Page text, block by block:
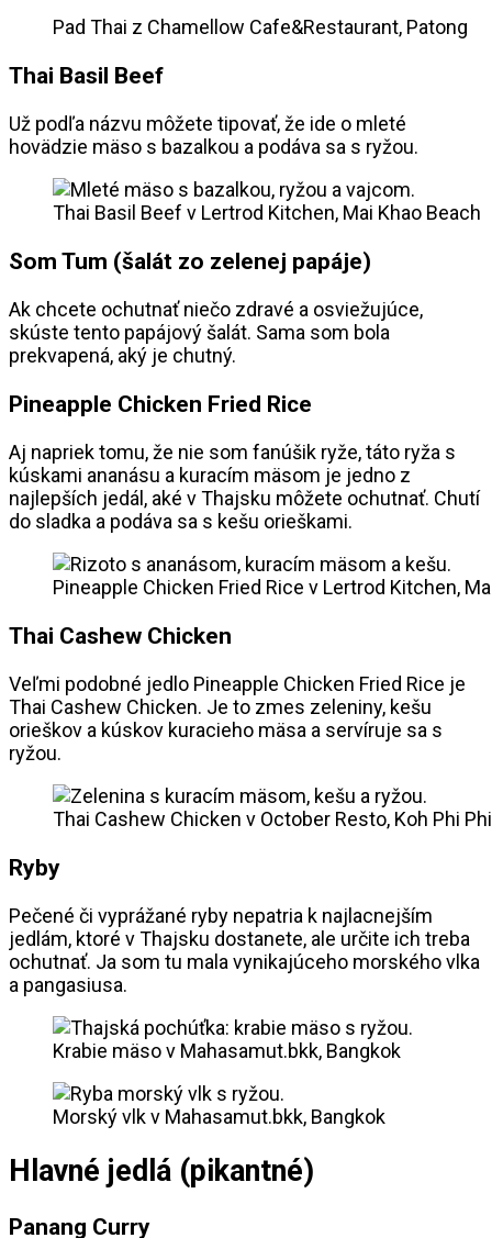
Pad Thai z Chamellow Cafe&Restaurant, Patong
Thai Basil Beef
Už podľa názvu môžete tipovať, že ide o mleté
hovädzie mäso s bazalkou a podáva sa s ryžou.
Thai Basil Beef v Lertrod Kitchen, Mai Khao Beach
Som Tum (šalát zo zelenej papáje)
Ak chcete ochutnať niečo zdravé a osviežujúce,
skúste tento papájový šalát. Sama som bola
prekvapená, aký je chutný.
Pineapple Chicken Fried Rice
Aj napriek tomu, že nie som fanúšik ryže, táto ryža s
kúskami ananásu a kuracím mäsom je jedno z
najlepších jedál, aké v Thajsku môžete ochutnať. Chutí
do sladka a podáva sa s kešu orieškami.
Pineapple Chicken Fried Rice v Lertrod Kitchen,
Thai Cashew Chicken
Veľmi podobné jedlo Pineapple Chicken Fried Rice je
Thai Cashew Chicken. Je to zmes zeleniny, kešu
orieškov a kúskov kuracieho mäsa a servíruje sa s
ryžou.
Thai Cashew Chicken v October Resto, Koh Phi Phi
Ryby
Pečené či vyprážané ryby nepatria k najlacnejším
jedlám, ktoré v Thajsku dostanete, ale určite ich treba
ochutnať. Ja som tu mala vynikajúceho morského vlka
a pangasiusa.
Krabie mäso v Mahasamut.bkk, Bangkok
Morský vlk v Mahasamut.bkk, Bangkok
Hlavné jedlá (pikantné)
Panang Curry